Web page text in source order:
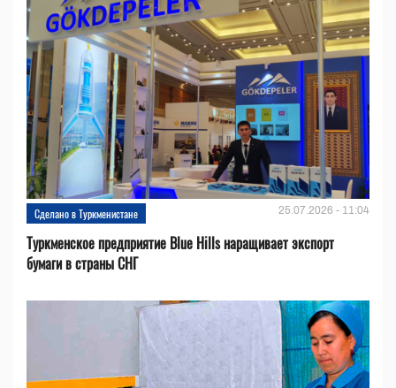
Сделано в Туркменистане 25.07.2026 - 11:04
Туркменское предприятие Blue Hills наращивает экспорт
бумаги в страны СНГ